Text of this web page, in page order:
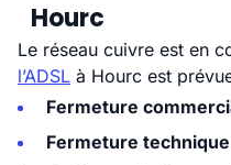
Hourc
Le réseau cuivre est en
l’ADSL à Hourc est
Fermeture
Fermeture